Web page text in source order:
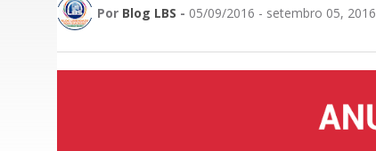
Por Blog LBS - 05/09/2016 - setembro 05, 2016